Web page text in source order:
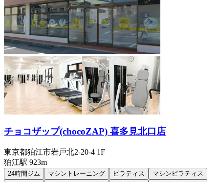
チョコザップ(chocoZAP) 喜多見北口店
東京都狛江市岩戸北2-20-4 1F
狛江駅 923m
24時間ジム マシントレーニング ピラティス
マシンピラティス